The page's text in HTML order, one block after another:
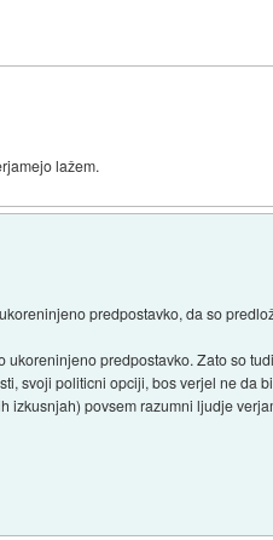
lažem.
predpostavko, da so
predpostavko. Zato so
svoji politicni opciji, bos verjel ne da
izkusnjah) povsem razumni ljudje